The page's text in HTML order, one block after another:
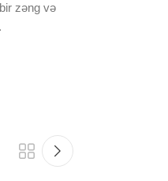
zəng və